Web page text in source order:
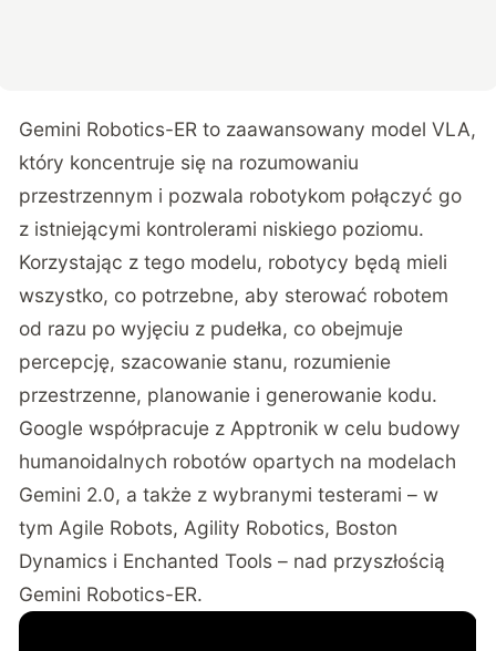
Gemini Robotics-ER to zaawansowany model VLA,
który koncentruje się na rozumowaniu
przestrzennym i pozwala robotykom połączyć go
z istniejącymi kontrolerami niskiego poziomu.
Korzystając z tego modelu, robotycy będą mieli
wszystko, co potrzebne, aby sterować robotem
od razu po wyjęciu z pudełka, co obejmuje
percepcję, szacowanie stanu, rozumienie
przestrzenne, planowanie i generowanie kodu.
Google współpracuje z Apptronik w celu budowy
humanoidalnych robotów opartych na modelach
Gemini 2.0, a także z wybranymi testerami – w
tym Agile Robots, Agility Robotics, Boston
Dynamics i Enchanted Tools – nad przyszłością
Gemini Robotics-ER.